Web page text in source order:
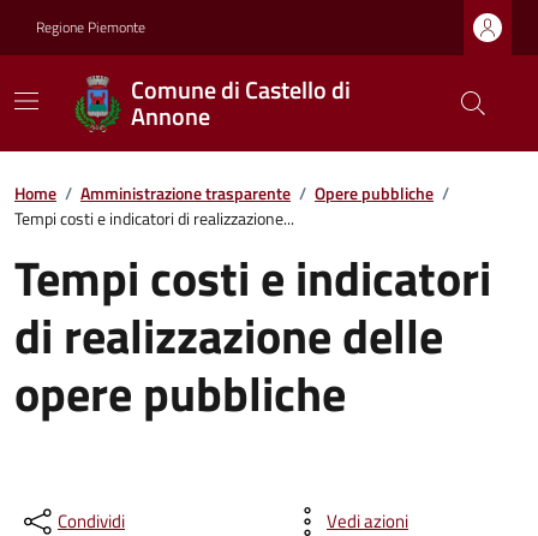
Regione Piemonte
Comune di Castello di
Annone
Home / Amministrazione trasparente / Opere pubbliche /
Tempi costi e indicatori di realizzazione...
Tempi costi e indicatori
di realizzazione delle
opere pubbliche
Condividi Vedi azioni